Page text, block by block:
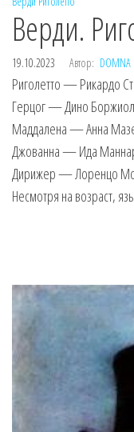
Верди.
19.10.2023 Автор: DOMNA
Риголетто — Рикардо
Герцог — Дино
Маддалена — Анна
Джованна — Ида
Дирижер — Лоренцо
Несмотря на возраст,